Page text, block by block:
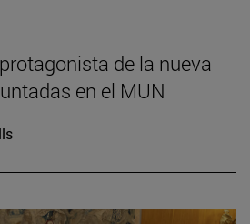
de la nueva
en el MUN